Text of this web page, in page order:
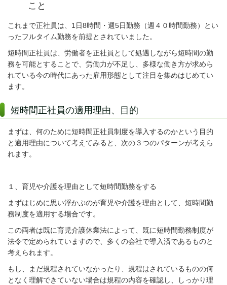
こと
これまで正社員は、1日8時間・週5日勤務（週４０時間勤務）とい
ったフルタイム勤務を前提とされていました。
短時間正社員は、労働者を正社員として処遇しながら短時間の勤
務を可能とすることで、労働力が不足し、多様な働き方が求めら
れている今の時代にあった雇用形態として注目を集めはじめてい
ます。
短時間正社員の適用理由、目的
まずは、何のために短時間正社員制度を導入するのかという目的
と適用理由について考えてみると、次の３つのパターンが考えら
れます。
１、育児や介護を理由として短時間勤務をする
まずはじめに思い浮かぶのが育児や介護を理由として、短時間勤
務制度を適用する場合です。
この両者は既に育児介護休業法によって、既に短時間勤務制度が
法令で定められていますので、多くの会社で導入済であるものと
考えられます。
もし、まだ規程されていなかったり、規程はされているものの何
となく理解できていない場合は規程の内容を確認し、しっかり理